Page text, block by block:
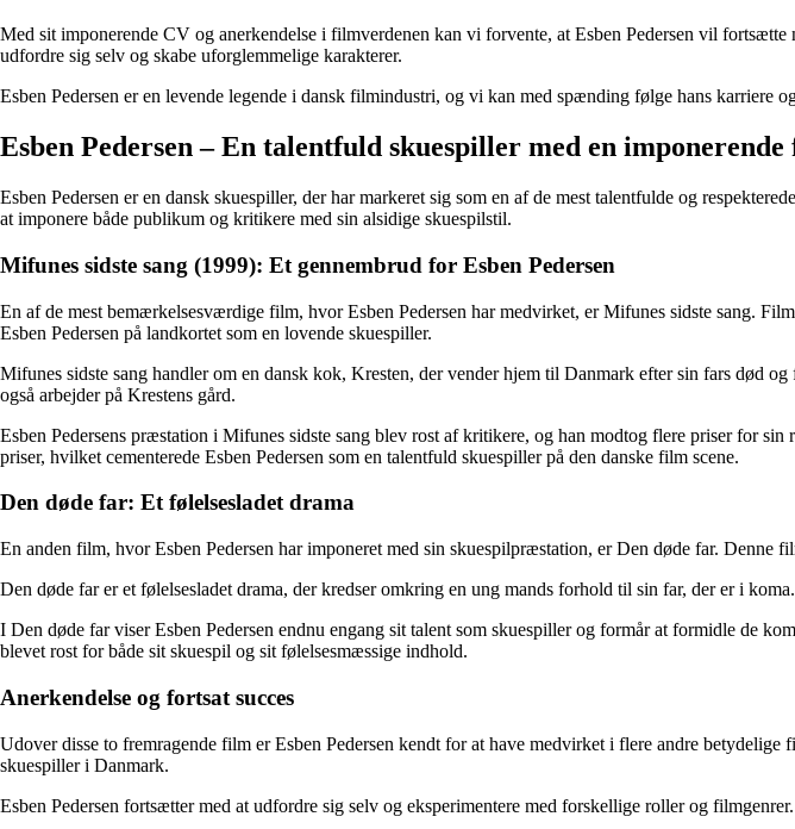
Med sit imponerende CV og anerkendelse i filmverdenen kan vi forvente, at Esben Pedersen vil
udfordre sig selv og skabe uforglemmelige karakterer.
Esben Pedersen er en levende legende i dansk filmindustri, og vi kan med spænding følge hans karriere
Esben Pedersen – En talentfuld skuespiller med en
Esben Pedersen er en dansk skuespiller, der har markeret sig som en af de mest talentfulde og
at imponere både publikum og kritikere med sin alsidige skuespilstil.
Mifunes sidste sang (1999): Et gennembrud for Esben Pedersen
En af de mest bemærkelsesværdige film, hvor Esben Pedersen har medvirket, er Mifunes sidste sang.
Esben Pedersen på landkortet som en lovende skuespiller.
Mifunes sidste sang handler om en dansk kok, Kresten, der vender hjem til Danmark efter sin fars død
også arbejder på Krestens gård.
Esben Pedersens præstation i Mifunes sidste sang blev rost af kritikere, og han modtog flere priser for
priser, hvilket cementerede Esben Pedersen som en talentfuld skuespiller på den danske film scene.
Den døde far: Et følelsesladet drama
En anden film, hvor Esben Pedersen har imponeret med sin skuespilpræstation, er Den døde far. Denne
Den døde far er et følelsesladet drama, der kredser omkring en ung mands forhold til sin far, der er i
I Den døde far viser Esben Pedersen endnu engang sit talent som skuespiller og formår at formidle de
blevet rost for både sit skuespil og sit følelsesmæssige indhold.
Anerkendelse og fortsat succes
Udover disse to fremragende film er Esben Pedersen kendt for at have medvirket i flere andre
skuespiller i Danmark.
Esben Pedersen fortsætter med at udfordre sig selv og eksperimentere med forskellige roller og